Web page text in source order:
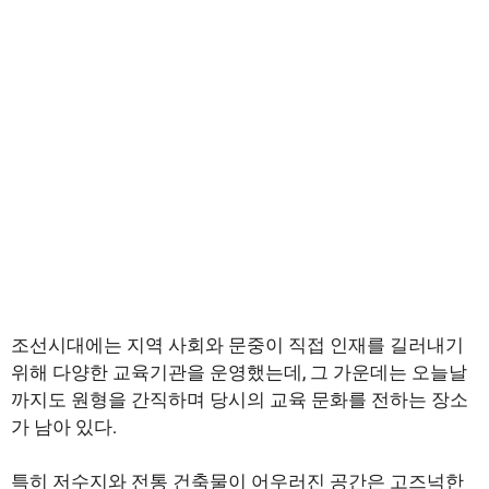
조선시대에는 지역 사회와 문중이 직접 인재를 길러내기
위해 다양한 교육기관을 운영했는데, 그 가운데는 오늘날
까지도 원형을 간직하며 당시의 교육 문화를 전하는 장소
가 남아 있다.
특히 저수지와 전통 건축물이 어우러진 공간은 고즈넉한